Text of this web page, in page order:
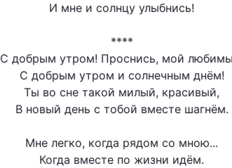
И мне и солнцу улыбнись!
****
С добрым утром! Проснись, мой
С добрым утром и солнечным днём!
Ты во сне такой милый, красивый,
В новый день с тобой вместе шагнём.
Мне легко, когда рядом со мною...
Когда вместе по жизни идём.